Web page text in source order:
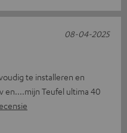
te installeren en
Teufel ultima 40
08-04-2025